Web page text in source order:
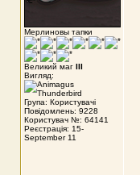
Мерлиновы тапки
Великий маг III
Вигляд:
Група: Користувачі
Повідомлень: 9228
Користувач №: 64141
Реєстрація: 15-
September 11